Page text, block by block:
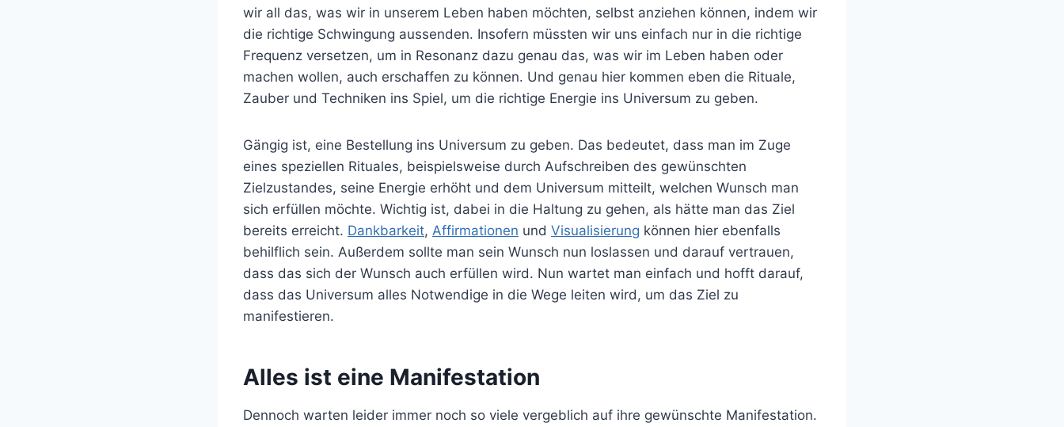
wir all das, was wir in unserem Leben haben möchten, selbst anziehen können, indem wir
die richtige Schwingung aussenden. Insofern müssten wir uns einfach nur in die richtige
Frequenz versetzen, um in Resonanz dazu genau das, was wir im Leben haben oder
machen wollen, auch erschaffen zu können. Und genau hier kommen eben die Rituale,
Zauber und Techniken ins Spiel, um die richtige Energie ins Universum zu geben.
Gängig ist, eine Bestellung ins Universum zu geben. Das bedeutet, dass man im Zuge
eines speziellen Rituales, beispielsweise durch Aufschreiben des gewünschten
Zielzustandes, seine Energie erhöht und dem Universum mitteilt, welchen Wunsch man
sich erfüllen möchte. Wichtig ist, dabei in die Haltung zu gehen, als hätte man das Ziel
bereits erreicht. Dankbarkeit, Affirmationen und Visualisierung können hier ebenfalls
behilflich sein. Außerdem sollte man sein Wunsch nun loslassen und darauf vertrauen,
dass das sich der Wunsch auch erfüllen wird. Nun wartet man einfach und hofft darauf,
dass das Universum alles Notwendige in die Wege leiten wird, um das Ziel zu
manifestieren.
Alles ist eine Manifestation
Dennoch warten leider immer noch so viele vergeblich auf ihre gewünschte Manifestation.